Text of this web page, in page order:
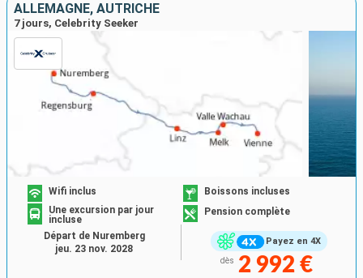
ALLEMAGNE, AUTRICHE
7 jours, Celebrity Seeker
Payez en 4X
Wifi inclus
Boissons incluses
Une excursion par jour
incluse
Pension complète
dès 2 992 €
Départ de Nuremberg
jeu. 23 nov. 2028